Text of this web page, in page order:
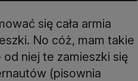
się cała armia
No cóż, mam takie
niej te zamieszki się
(pisownia